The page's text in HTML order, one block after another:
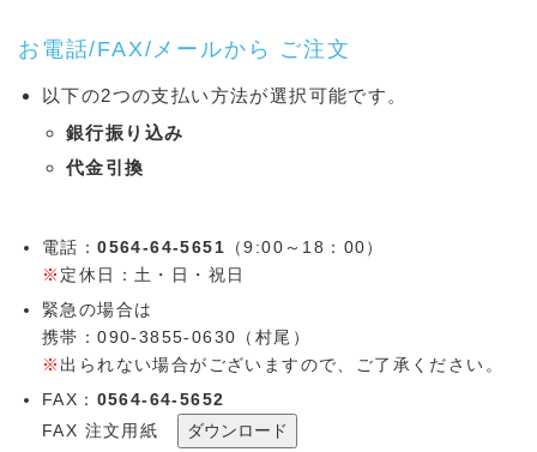
お電話/FAX/メールから ご注文
以下の2つの支払い方法が選択可能です。
銀行振り込み
代金引換
電話：0564-64-5651 （9:00～18：00）
※ 定休日：土・日・祝日
緊急の場合は
携帯：090-3855-0630（村尾）
※ 出られない場合がございますので、ご了承ください。
FAX： 0564-64-5652
FAX 注文用紙